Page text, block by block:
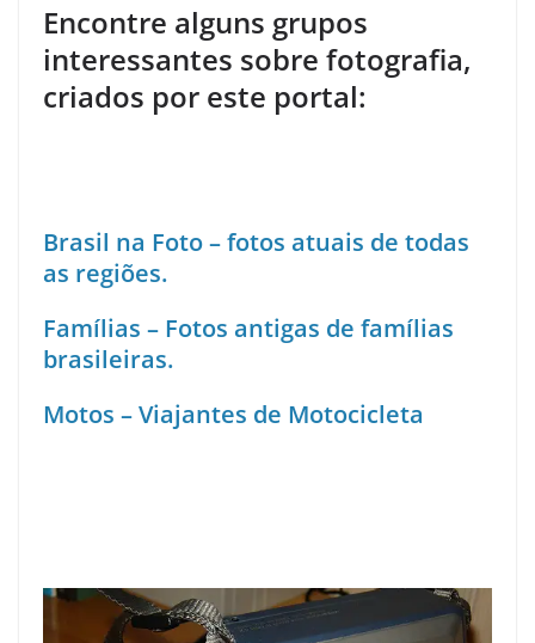
Encontre alguns grupos
interessantes sobre fotografia,
criados por este portal:
Brasil na Foto – fotos atuais de todas
as regiões.
Famílias – Fotos antigas de famílias
brasileiras.
Motos – Viajantes de Motocicleta